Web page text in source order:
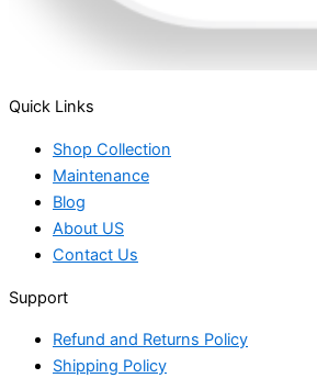
Quick Links
Shop Collection
Maintenance
Blog
About US
Contact Us
Support
Refund and Returns Policy
Shipping Policy